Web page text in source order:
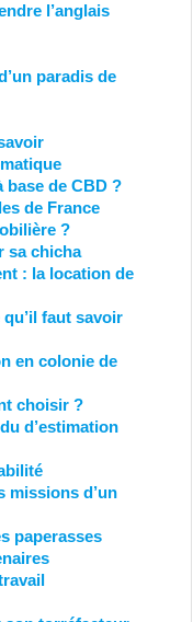
l’anglais
paradis de
de CBD ?
de France
?
sa chicha
: la location de
faut savoir
en colonie de
choisir ?
d’estimation
missions d’un
paperasses